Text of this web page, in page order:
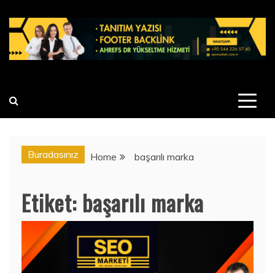
Buradasınız Home başarılı marka
Etiket: başarılı marka